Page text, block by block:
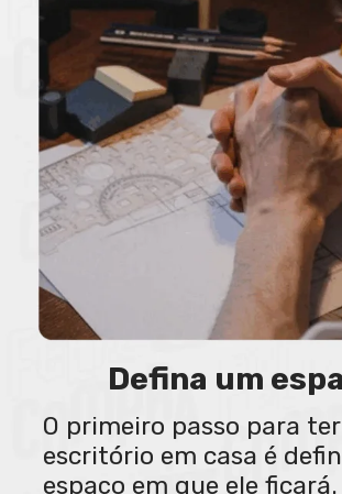
Defina um
O primeiro passo para
escritório em casa é
espaço em que ele